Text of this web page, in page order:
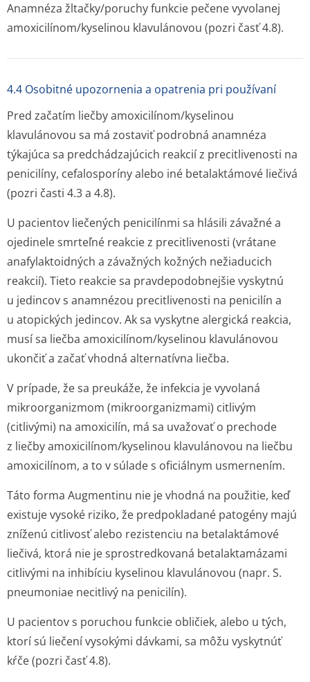
Anamnéza žltačky/poruchy funkcie pečene vyvolanej
amoxicilínom/ky­selinou klavulánovou (pozri časť 4.8).
4.4 Osobitné upozornenia a opatrenia pri používaní
Pred začatím liečby amoxicilínom/ky­selinou
klavulánovou sa má zostaviť podrobná anamnéza
týkajúca sa predchádzajúcich reakcií z precitlivenosti na
penicilíny, cefalosporíny alebo iné betalaktámové liečivá
(pozri časti 4.3 a 4.8).
U pacientov liečených penicilínmi sa hlásili závažné a
ojedinele smrteľné reakcie z precitlivenosti (vrátane
anafylaktoidných a závažných kožných nežiaducich
reakcií). Tieto reakcie sa pravdepodobnejšie vyskytnú
u jedincov s anamnézou precitlivenosti na penicilín a
u atopických jedincov. Ak sa vyskytne alergická reakcia,
musí sa liečba amoxicilínom/ky­selinou klavulánovou
ukončiť a začať vhodná alternatívna liečba.
V prípade, že sa preukáže, že infekcia je vyvolaná
mikroorganizmom (mikroorganizmami) citlivým
(citlivými) na amoxicilín, má sa uvažovať o prechode
z liečby amoxicilínom/ky­selinou klavulánovou na liečbu
amoxicilínom, a to v súlade s oficiálnym usmernením.
Táto forma Augmentinu nie je vhodná na použitie, keď
existuje vysoké riziko, že predpokladané patogény majú
zníženú citlivosť alebo rezistenciu na betalaktámové
liečivá, ktorá nie je sprostredkovaná betalaktamázami
citlivými na inhibíciu kyselinou klavulánovou (napr. S.
pneumoniae necitlivý na penicilín).
U pacientov s poruchou funkcie obličiek, alebo u tých,
ktorí sú liečení vysokými dávkami, sa môžu vyskytnúť
kŕče (pozri časť 4.8).